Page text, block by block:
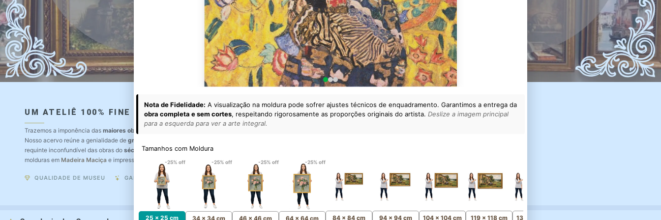
UM ATELIÊ 100% FINE ART
Trazemos a imponência das maiores obras de arte do mundo
Nosso acervo reúne a genialidade de grandes pintores renomados
requinte inconfundível das obras do século XIX. Produção artesanal em
molduras em Madeira Maciça e impressão com Pigmentação Mineral.
QUALIDADE DE MUSEU GARANTIA ETERNA
Nota de Fidelidade: A visualização na moldura pode sofrer ajustes técnicos de enquadramento. Garantimos a entrega da
obra completa e sem cortes, respeitando rigorosamente as proporções originais do artista. Deslize a imagem principal
para a esquerda para ver a arte integral.
Tamanhos com Moldura
-25% off
25 x 25 cm
-25% off
34 x 34 cm
-25% off
46 x 46 cm
-25% off
64 x 64 cm 84 x 84 cm 94 x 94 cm 104 x 104 cm 119 x 118 cm 134 x 133 cm